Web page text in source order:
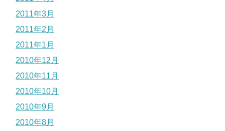
2011年3月
2011年2月
2011年1月
2010年12月
2010年11月
2010年10月
2010年9月
2010年8月